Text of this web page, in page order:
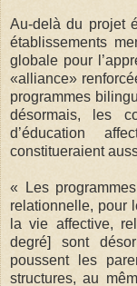
Au-delà du projet
établissements
globale pour
«alliance»
programmes
désormais, les
d’éducation
constitueraient
« Les
relationnelle, pour
la vie affective,
degré] sont
poussent les
structures, au